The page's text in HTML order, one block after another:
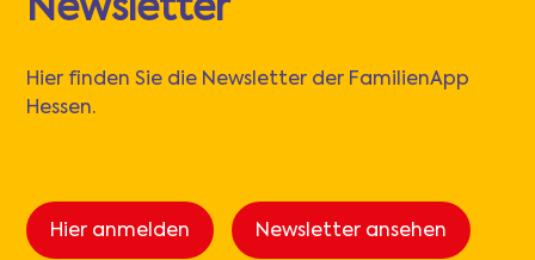
Newsletter
Hier finden Sie die Newsletter der FamilienApp
Hessen.
Hier anmelden Newsletter ansehen